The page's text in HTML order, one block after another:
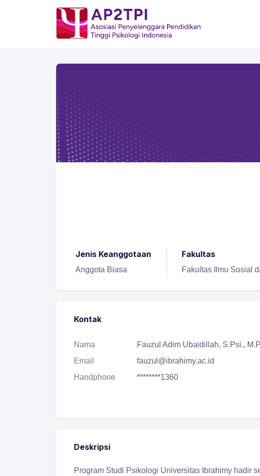
Jenis Keanggotaan
Anggota Biasa
Fakultas
Fakultas Ilmu Sosial
Kontak
Nama
Fauzul Adim Ubaidillah, S.Psi.,
Email
fauzul@ibrahimy.ac.id
Handphone
********1360
Deskripsi
Program Studi Psikologi Universitas Ibrahimy hadir